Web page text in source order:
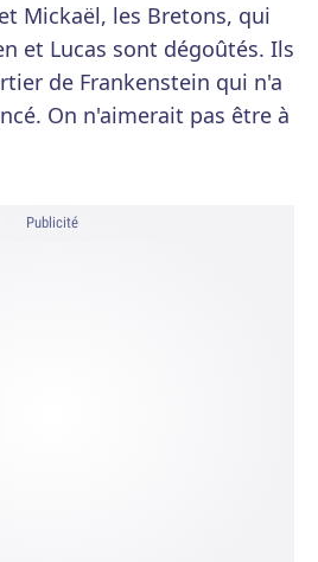
Mickaël, les Bretons, qui
et Lucas sont dégoûtés. Ils
de Frankenstein qui n'a
On n'aimerait pas être à
Publicité